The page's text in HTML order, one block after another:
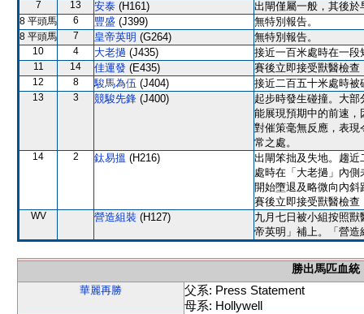
7 13 安泰 (H161) 出閘僅屬一般，其後
8 平頭馬 6 豐盛 (J399) 無特別報告。
8 平頭馬 7 皇帝英明 (G264) 無特別報告。
10 4 大老撾 (J435) 接近一百米處時在一
11 14 佳運發 (E435) 賽後立即接受獸醫檢
12 8 駿馬為伍 (J404) 接近二百五十米處時
13 3 競駿先鋒 (J400)
起步時發生碰撞。大
能展現預期中的前速
對催策毫無反應，表
常之處。
14 2 鈦易搵 (H216)
出閘笨拙及失地。趨
處時在「大老撾」內
開始墮退及略微向內
賽後立即接受獸醫檢
WV 營造組裝 (H127)
九月七日被小組按照
帝英明」補上。「營
勝出馬匹血統
華麗再勝
父系: Press Statement
母系: Hollywell